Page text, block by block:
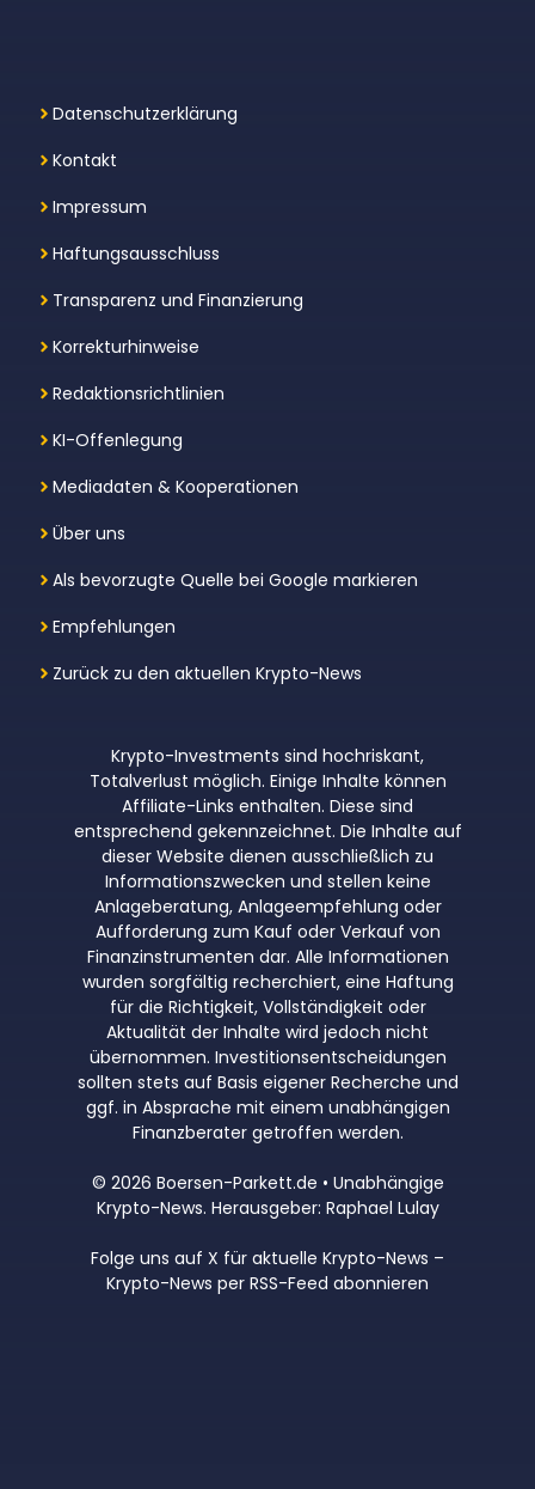
Datenschutzerklärung
Kontakt
Impressum
Haftungsausschluss
Transparenz und Finanzierung
Korrekturhinweise
Redaktionsrichtlinien
KI-Offenlegung
Mediadaten & Kooperationen
Über uns
Als bevorzugte Quelle bei Google markieren
Empfehlungen
Zurück zu den aktuellen Krypto-News
Krypto-Investments sind hochriskant,
Totalverlust möglich. Einige Inhalte können
Affiliate-Links enthalten. Diese sind
entsprechend gekennzeichnet. Die Inhalte auf
dieser Website dienen ausschließlich zu
Informationszwecken und stellen keine
Anlageberatung, Anlageempfehlung oder
Aufforderung zum Kauf oder Verkauf von
Finanzinstrumenten dar. Alle Informationen
wurden sorgfältig recherchiert, eine Haftung
für die Richtigkeit, Vollständigkeit oder
Aktualität der Inhalte wird jedoch nicht
übernommen. Investitionsentscheidungen
sollten stets auf Basis eigener Recherche und
ggf. in Absprache mit einem unabhängigen
Finanzberater getroffen werden.
© 2026 Boersen-Parkett.de • Unabhängige
Krypto-News. Herausgeber: Raphael Lulay
Folge uns auf X für aktuelle Krypto-News –
Krypto-News per RSS-Feed abonnieren